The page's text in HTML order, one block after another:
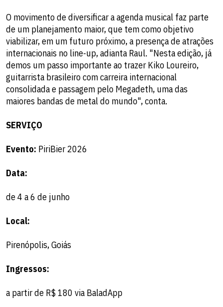
O movimento de diversificar a agenda musical faz parte
de um planejamento maior, que tem como objetivo
viabilizar, em um futuro próximo, a presença de atrações
internacionais no line-up, adianta Raul. "Nesta edição, já
demos um passo importante ao trazer Kiko Loureiro,
guitarrista brasileiro com carreira internacional
consolidada e passagem pelo Megadeth, uma das
maiores bandas de metal do mundo", conta.
SERVIÇO
Evento: PiriBier 2026
Data:
de 4 a 6 de junho
Local:
Pirenópolis, Goiás
Ingressos:
a partir de R$ 180 via BaladApp